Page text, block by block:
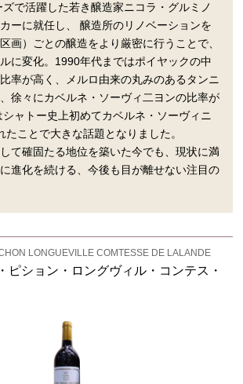
で活躍した若き醸造家ニコラ・グルミノ
ーに就任し、 醸造所のリノベーションを
画）ごとの醸造をより厳密に行うことで、
に変化。1990年代まではポイヤックの中
率が高く、メルロ由来の丸みのあるタンニ
徐々にカベルネ・ソーヴィ二ヨンの比率が
ャトー史上初めてカベルネ・ソーヴィニ
たことで大きな話題となりました。
て確固たる地位を築いた今でも、現状に満
進化を続ける、今後も目が離せない注目の
LONGUEVILLE COMTESSE DE LALANDE
ピション・ロングヴィル・コンテス・